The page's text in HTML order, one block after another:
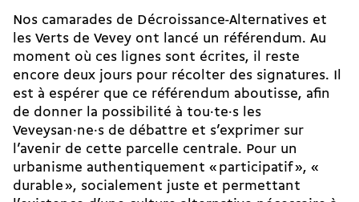
Nos camarades de Décroissance-Alternatives et
les Verts de Vevey ont lancé un référendum. Au
moment où ces lignes sont écrites, il reste
encore deux jours pour récolter des signatures. Il
est à espérer que ce référendum aboutisse, afin
de donner la possibilité à tou·te·s les
Veveysan·ne·s de débattre et s’exprimer sur
l’avenir de cette parcelle centrale. Pour un
urbanisme authentiquement « participatif », «
durable », socialement juste et permettant